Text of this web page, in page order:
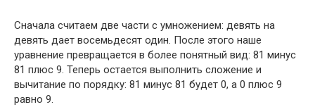
Сначала считаем две части с умножением: девять на
девять дает восемьдесят один. После этого наше
уравнение превращается в более понятный вид: 81 минус
81 плюс 9. Теперь остается выполнить сложение и
вычитание по порядку: 81 минус 81 будет 0, а 0 плюс 9
равно 9.